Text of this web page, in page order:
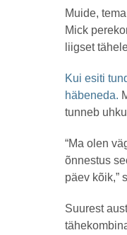
Muide,
Mick
liigset
Kui esiti
häbeneda.
tunneb
“Ma olen
õnnestus
päev kõik,”
Suurest